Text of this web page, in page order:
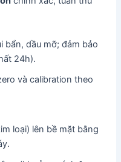
bẩn, dầu mỡ; đảm bảo
24h).
và calibration theo
loại) lên bề mặt bằng